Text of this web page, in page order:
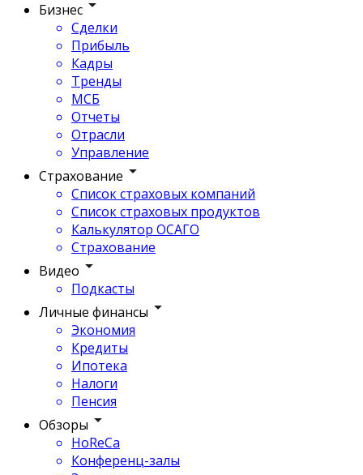
Бизнес
Сделки
Прибыль
Кадры
Тренды
МСБ
Отчеты
Отрасли
Управление
Страхование
Список страховых компаний
Список страховых продуктов
Калькулятор ОСАГО
Страхование
Видео
Подкасты
Личные финансы
Экономия
Кредиты
Ипотека
Налоги
Пенсия
Обзоры
HoReCa
Конференц-залы